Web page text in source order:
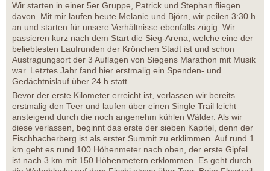
Wir starten in einer 5er Gruppe, Patrick und Stephan fliegen
davon. Mit mir laufen heute Melanie und Björn, wir peilen 3:30 h
an und starten für unsere Verhältnisse ebenfalls zügig. Wir
passieren kurz nach dem Start die Sieg-Arena, welche eine der
beliebtesten Laufrunden der Krönchen Stadt ist und schon
Austragungsort der 3 Auflagen von Siegens Marathon mit Musik
war. Letztes Jahr fand hier erstmalig ein Spenden- und
Gedächtnislauf über 24 h statt.
Bevor der erste Kilometer erreicht ist, verlassen wir bereits
erstmalig den Teer und laufen über einen Single Trail leicht
ansteigend durch die noch angenehm kühlen Wälder. Als wir
diese verlassen, beginnt das erste der sieben Kapitel, denn der
Fischbacherberg ist als erster Summit zu erklimmen. Auf rund 1
km geht es rund 100 Höhenmeter nach oben, der erste Gipfel
ist nach 3 km mit 150 Höhenmetern erklommen. Es geht durch